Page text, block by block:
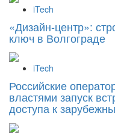
iTech
«Дизайн‑центр»:
ключ в Волгограде
iTech
Российские
властями запуск
доступа к